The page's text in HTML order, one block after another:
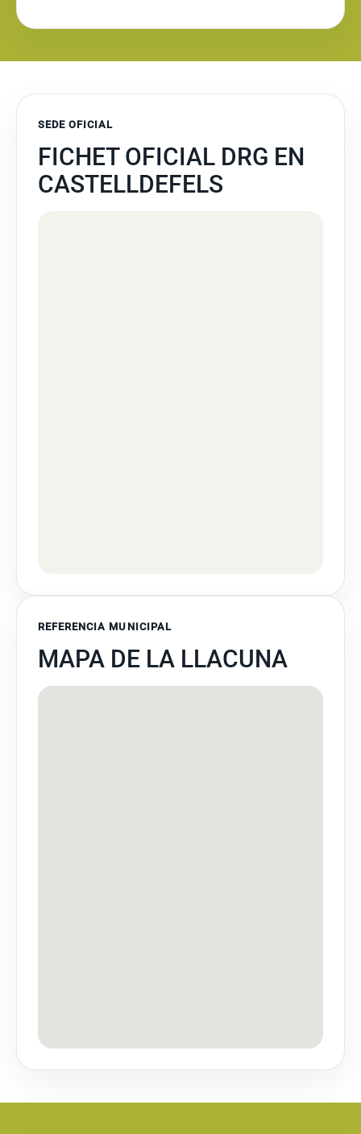
SEDE OFICIAL
FICHET OFICIAL DRG EN
CASTELLDEFELS
REFERENCIA MUNICIPAL
MAPA DE LA LLACUNA